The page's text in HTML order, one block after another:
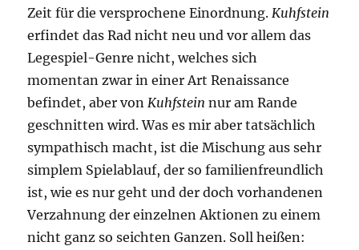
Zeit für die versprochene Einordnung.Kuhfstein
erfindet das Rad nicht neu und vor allem das
Legespiel-Genre nicht, welches sich
momentan zwar in einer Art Renaissance
befindet, aber vonKuhfstein nur am Rande
geschnitten wird. Was es mir aber tatsächlich
sympathisch macht, ist die Mischung aus sehr
simplem Spielablauf, der so familienfreundlich
ist, wie es nur geht und der doch vorhandenen
Verzahnung der einzelnen Aktionen zu einem
nicht ganz so seichten Ganzen. Soll heißen: